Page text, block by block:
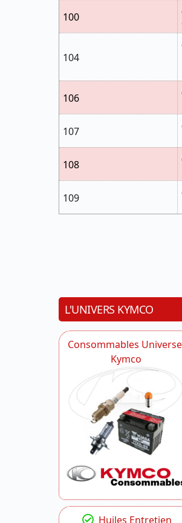
100
104
106
107
108
109
L'UNIVERS KYMCO
Consommables
Kymco
Huiles Entretien